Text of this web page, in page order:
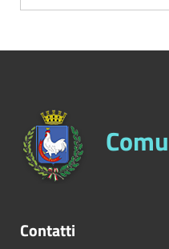
Contatti